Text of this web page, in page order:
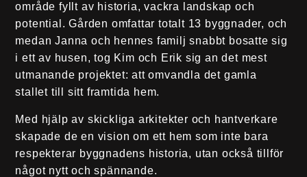
område fyllt av historia, vackra landskap och
potential. Gården omfattar totalt 13 byggnader, och
medan Janna och hennes familj snabbt bosatte sig
i ett av husen, tog Kim och Erik sig an det mest
utmanande projektet: att omvandla det gamla
stallet till sitt framtida hem.
Med hjälp av skickliga arkitekter och hantverkare
skapade de en vision om ett hem som inte bara
respekterar byggnadens historia, utan också tillför
något nytt och spännande.